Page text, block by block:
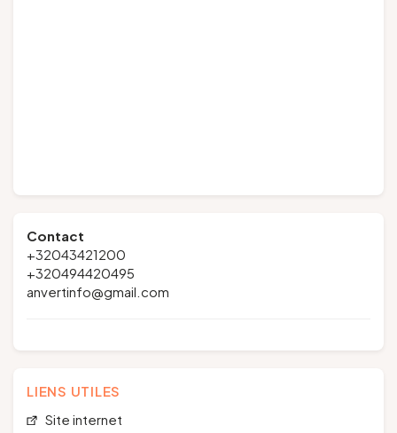
Contact
+32043421200
+320494420495
anvertinfo@gmail.com
LIENS UTILES
Site internet